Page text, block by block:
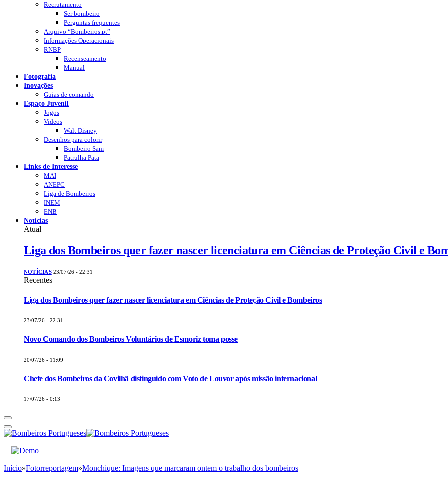
Recrutamento
Ser bombeiro
Perguntas frequentes
Arquivo “Bombeiros.pt”
Informações Operacionais
RNBP
Recenseamento
Manual
Fotografia
Inovações
Guias de comando
Espaço Juvenil
Jogos
Videos
Walt Disney
Desenhos para colorir
Bombeiro Sam
Patrulha Pata
Links de Interesse
MAI
ANEPC
Liga de Bombeiros
INEM
ENB
Notícias
Atual
Liga dos Bombeiros quer fazer nascer licenciatura em Ciências de Proteção Civil e
NOTÍCIAS 23/07/26 - 22:31
Recentes
Liga dos Bombeiros quer fazer nascer licenciatura em Ciências de Proteção Civil e Bombeiros
23/07/26 - 22:31
Novo Comando dos Bombeiros Voluntários de Esmoriz toma posse
20/07/26 - 11:09
Chefe dos Bombeiros da Covilhã distinguido com Voto de Louvor após missão internacional
17/07/26 - 0:13
Início»Fotorreportagem»Monchique: Imagens que marcaram ontem o trabalho dos bombeiros